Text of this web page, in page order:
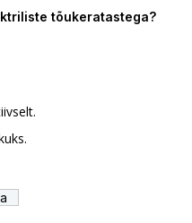
tõukeratastega?